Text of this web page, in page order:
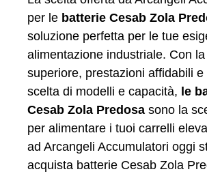
per le batterie Cesab Zola
soluzione perfetta per le tue
alimentazione industriale. Con
superiore, prestazioni affidabili e
scelta di modelli e capacità, le
Cesab Zola Predosa sono la
per alimentare i tuoi carrelli
ad Arcangeli Accumulatori oggi
acquista batterie Cesab Zola